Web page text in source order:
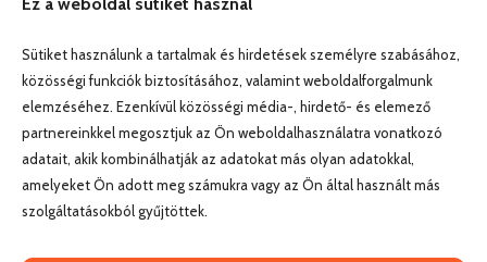
Sütiket használunk a tartalmak és hirdetések személyre szabásához,
közösségi funkciók biztosításához, valamint weboldalforgalmunk
elemzéséhez. Ezenkívül közösségi média-, hirdető- és elemező
partnereinkkel megosztjuk az Ön weboldalhasználatra vonatkozó
adatait, akik kombinálhatják az adatokat más olyan adatokkal,
amelyeket Ön adott meg számukra vagy az Ön által használt más
szolgáltatásokból gyűjtöttek.
valamint végtelen számú vízi sportolási és
Az Orlando és West Palm Beach területéhez való
közelségnek köszönhetően könnyen elérhetők a főbb
floridai látnivalók, valamint a nagyvárosi szórakozási
lehetőségek is. Vero Beach-en élni és dolgozni
biztonságos, megfizethető és relaxáló.
Miért jelentkezz?